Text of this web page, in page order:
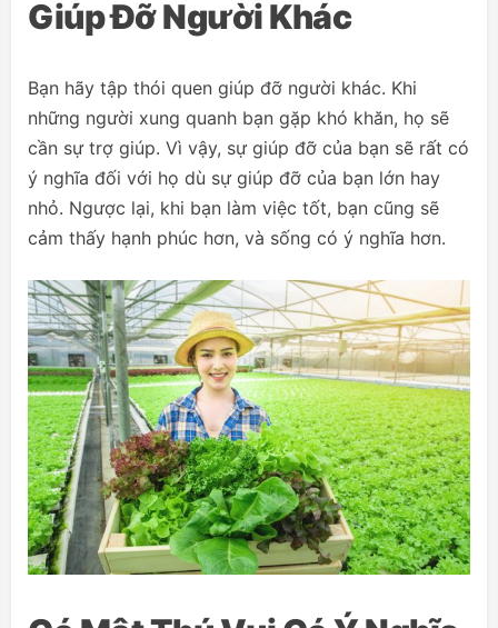
Giúp Đỡ Người Khác
Bạn hãy tập thói quen giúp đỡ người khác. Khi
những người xung quanh bạn gặp khó khăn, họ sẽ
cần sự trợ giúp. Vì vậy, sự giúp đỡ của bạn sẽ rất có
ý nghĩa đối với họ dù sự giúp đỡ của bạn lớn hay
nhỏ. Ngược lại, khi bạn làm việc tốt, bạn cũng sẽ
cảm thấy hạnh phúc hơn, và sống có ý nghĩa hơn.